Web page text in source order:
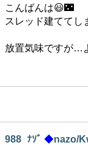
こんばんは😃🌃
スレッド建てて
放置気味ですが…
988 ﾅｿﾞ ◆nazo/